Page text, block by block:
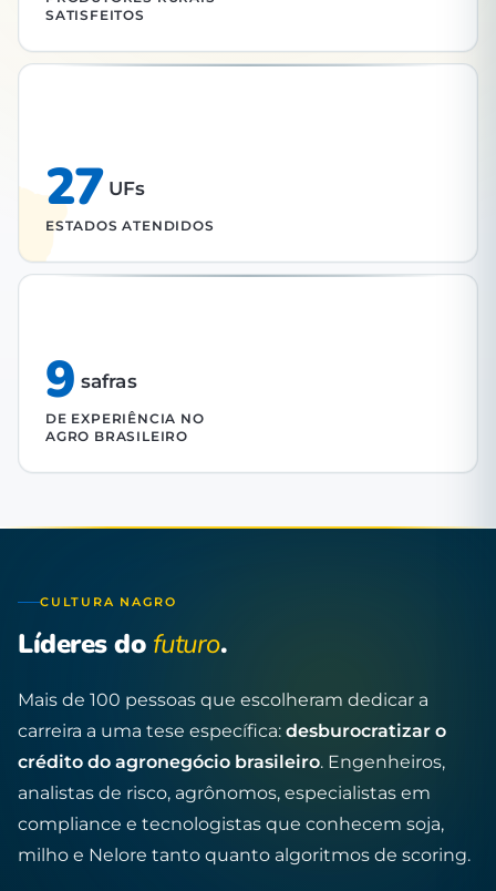
SATISFEITOS
27 UFs
ESTADOS ATENDIDOS
9 safras
DE EXPERIÊNCIA NO
AGRO BRASILEIRO
CULTURA NAGRO
Líderes do futuro.
Mais de 100 pessoas que escolheram dedicar a
carreira a uma tese específica: desburocratizar o
crédito do agronegócio brasileiro. Engenheiros,
analistas de risco, agrônomos, especialistas em
compliance e tecnologistas que conhecem soja,
milho e Nelore tanto quanto algoritmos de scoring.